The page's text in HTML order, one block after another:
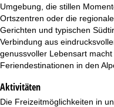
Umgebung, die stillen
Ortszentren oder die
Gerichten und typischen
Verbindung aus
genussvoller Lebensart
Feriendestinationen in den
Aktivitäten
Die Freizeitmöglichkeiten in